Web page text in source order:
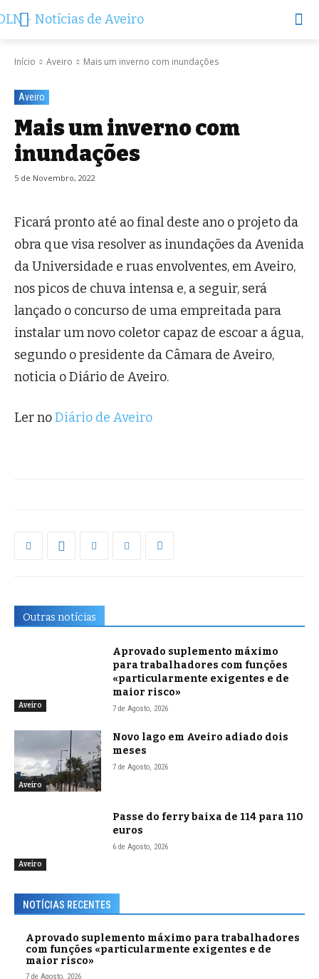
Início Aveiro Mais um inverno com inundações
Aveiro
Mais um inverno com
inundações
5 de Novembro, 2022
Ficará pronto até ao final deste ano o projeto da
obra que visa resolver as inundações da Avenida
da Universidade e ruas envolventes, em Aveiro,
nos picos de chuva intensa e, a seguir, será
lançado o concurso de uma empreitada para
instalar um novo coletor capaz de escoar a água,
segundo o presidente da Câmara de Aveiro,
noticia o Diário de Aveiro.
Ler noDiário de Aveiro
Outras notícias
Aveiro
Aprovado suplemento máximo
para trabalhadores com funções
«particularmente exigentes e de
maior risco»
7 de Agosto, 2026
Aveiro
Novo lago em Aveiro adiado dois
meses
7 de Agosto, 2026
Aveiro
Passe do ferry baixa de 114 para 110
euros
6 de Agosto, 2026
NOTÍCIAS RECENTES
Aprovado suplemento máximo para trabalhadores
com funções «particularmente exigentes e de
maior risco»
7 de Agosto, 2026